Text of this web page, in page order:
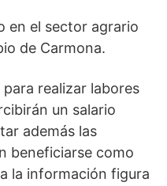
en el sector agrario
de Carmona.
realizar labores
un salario
además las
beneficiarse como
la información figura